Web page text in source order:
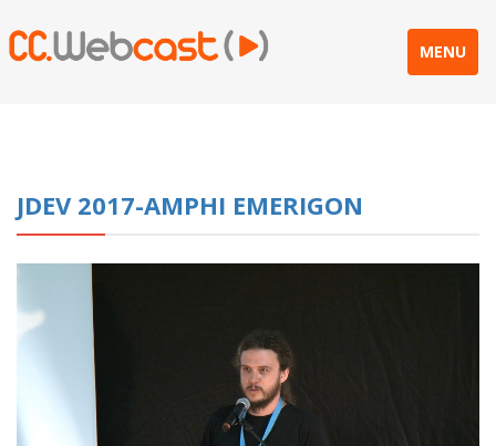
MENU
JDEV 2017-AMPHI EMERIGON